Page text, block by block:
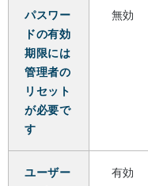
パスワー
ドの有効
期限には
管理者の
リセット
が必要で
す
無効
ユーザー
有効